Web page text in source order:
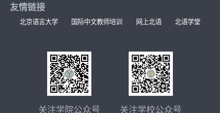
友情链接
北京语言大学 国际中文教师培训 网上北语 北语学堂
关注学院公众号 关注学校公众号